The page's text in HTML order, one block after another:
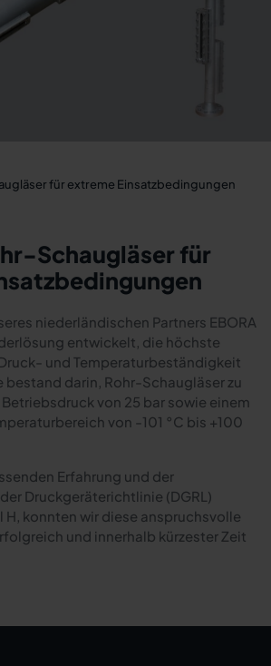
für extreme Einsatzbedingungen
Schaugläser für
niederländischen Partners EBORA
entwickelt, die höchste
und Temperaturbeständigkeit
darin, Rohr-Schaugläser zu
von 25 bar sowie einem
von -101 °C bis +100
Erfahrung und der
Druckgeräterichtlinie (DGRL)
H, konnten wir diese anspruchsvolle
und innerhalb kürzester Zeit